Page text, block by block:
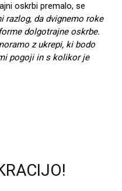
oskrbi premalo, se
razlog, da dvignemo roke
dolgotrajne oskrbe.
z ukrepi, ki bodo
pogoji in s kolikor je